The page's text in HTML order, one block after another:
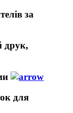
за
друк,
для